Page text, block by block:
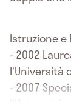
Istruzione e
- 2002
l'Università
- 2007